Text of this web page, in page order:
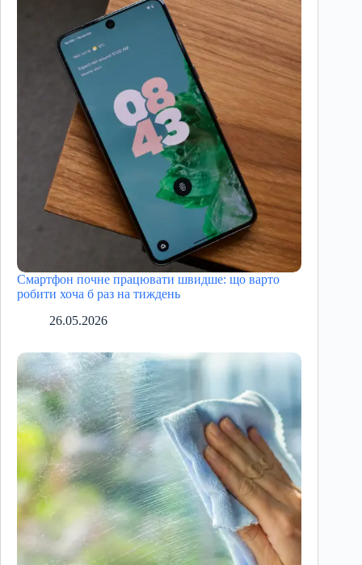
Смартфон почне працювати швидше: що варто
робити хоча б раз на тиждень
26.05.2026